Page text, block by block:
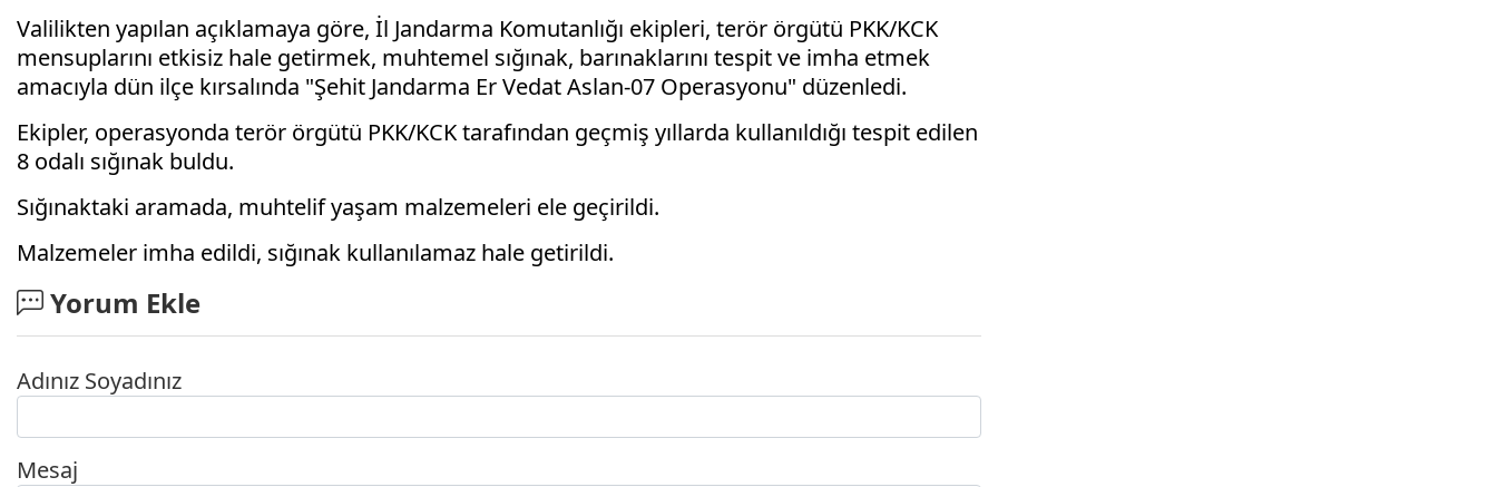
Valilikten yapılan açıklamaya göre, İl Jandarma Komutanlığı ekipleri, terör örgütü PKK/KCK
mensuplarını etkisiz hale getirmek, muhtemel sığınak, barınaklarını tespit ve imha etmek
amacıyla dün ilçe kırsalında "Şehit Jandarma Er Vedat Aslan-07 Operasyonu" düzenledi.
Ekipler, operasyonda terör örgütü PKK/KCK tarafından geçmiş yıllarda kullanıldığı tespit edilen
8 odalı sığınak buldu.
Sığınaktaki aramada, muhtelif yaşam malzemeleri ele geçirildi.
Malzemeler imha edildi, sığınak kullanılamaz hale getirildi.
Yorum Ekle
Adınız Soyadınız
Mesaj